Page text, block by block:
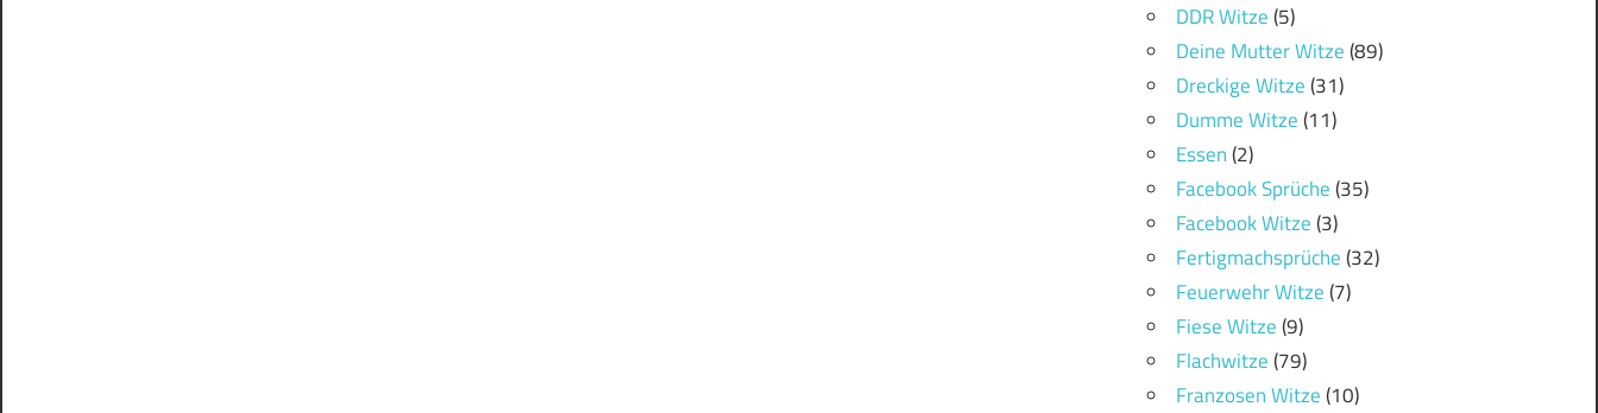
DDR Witze(5)
Deine Mutter Witze(89)
Dreckige Witze(31)
Dumme Witze(11)
Essen(2)
Facebook Sprüche(35)
Facebook Witze(3)
Fertigmachsprüche(32)
Feuerwehr Witze(7)
Fiese Witze(9)
Flachwitze(79)
Franzosen Witze(10)